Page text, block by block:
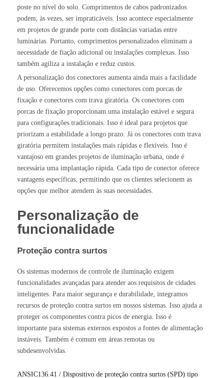
poste no nível do solo. Comprimentos de cabos padronizados
podem, às vezes, ser impraticáveis. Isso acontece especialmente
em projetos de grande porte com distâncias variadas entre
luminárias. Portanto, comprimentos personalizados eliminam a
necessidade de fiação adicional ou instalações complexas. Isso
também agiliza a instalação e reduz custos.
A personalização dos conectores aumenta ainda mais a facilidade
de uso. Oferecemos opções como conectores com porcas de
fixação e conectores com trava giratória. Os conectores com
porcas de fixação proporcionam uma instalação estável e segura
para configurações tradicionais. Isso é ideal para projetos que
priorizam a estabilidade a longo prazo. Já os conectores com trava
giratória permitem instalações mais rápidas e flexíveis. Isso é
vantajoso em grandes projetos de iluminação urbana, onde é
necessária uma implantação rápida. Cada tipo de conector oferece
vantagens específicas, permitindo que os clientes selecionem as
opções que melhor atendem às suas necessidades.
Personalização de
funcionalidade
Proteção contra surtos
Os sistemas modernos de controle de iluminação exigem
funcionalidades avançadas para atender aos requisitos de cidades
inteligentes. Para maior segurança e durabilidade, integramos
recursos de proteção contra surtos em nossos sistemas. Isso ajuda a
proteger os componentes contra picos de energia. Isso é
importante para sistemas externos expostos a fontes de alimentação
instáveis. Também é comum em áreas remotas ou
subdesenvolvidas.
ANSIC136.41 / Dispositivo de proteção contra surtos (SPD) tipo